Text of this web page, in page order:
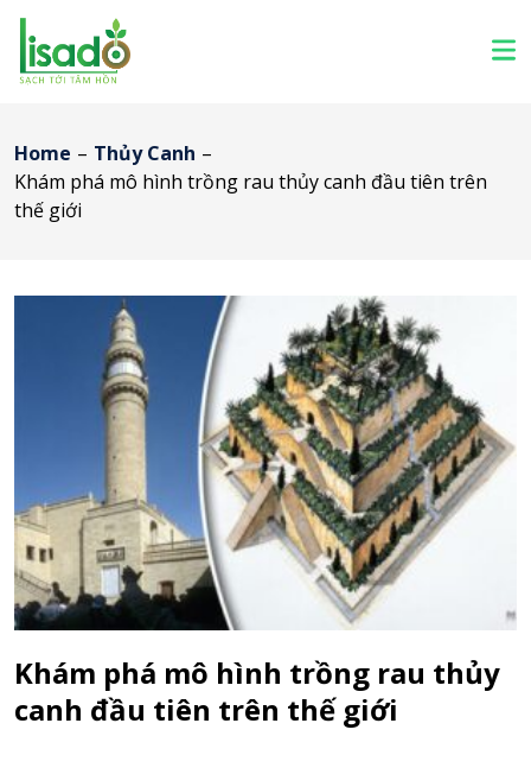
Home – Thủy Canh –
Khám phá mô hình trồng rau thủy canh đầu tiên trên
thế giới
Khám phá mô hình trồng rau thủy
canh đầu tiên trên thế giới